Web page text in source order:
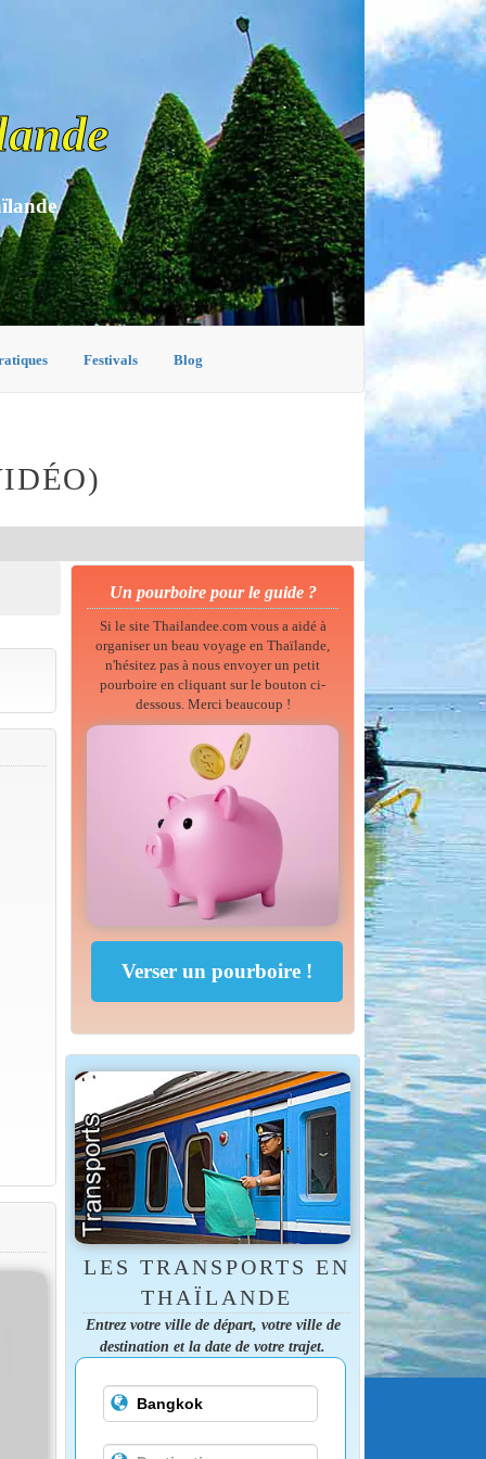
Festivals Blog
Un pourboire pour le guide ?
Si le site Thailandee.com vous a aidé à
organiser un beau voyage en Thaïlande,
n'hésitez pas à nous envoyer un petit
pourboire en cliquant sur le bouton ci-
dessous. Merci beaucoup !
LES TRANSPORTS EN
THAÏLANDE
Entrez votre ville de départ, votre ville de
destination et la date de votre trajet.